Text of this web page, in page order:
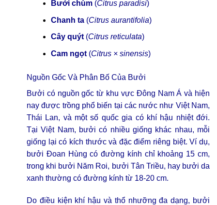
Bưởi chùm(Citrus paradisi)
Chanh ta(Citrus aurantifolia)
Cây quýt(Citrus reticulata)
Cam ngọt(Citrus × sinensis)
Nguồn Gốc Và Phân Bố Của Bưởi
Bưởi có nguồn gốc từ khu vực Đông Nam Á và hiện
nay được trồng phổ biến tại các nước như Việt Nam,
Thái Lan, và một số quốc gia có khí hậu nhiệt đới.
Tại Việt Nam, bưởi có nhiều giống khác nhau, mỗi
giống lại có kích thước và đặc điểm riêng biệt. Ví dụ,
bưởi Đoan Hùng có đường kính chỉ khoảng 15 cm,
trong khi bưởi Năm Roi, bưởi Tân Triều, hay bưởi da
xanh thường có đường kính từ 18-20 cm.
Do điều kiện khí hậu và thổ nhưỡng đa dạng, bưởi